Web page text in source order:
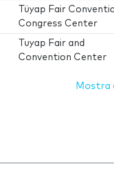
Tüyap Fair
Congress Center
Tuyap Fair and
Convention Center
Mostra